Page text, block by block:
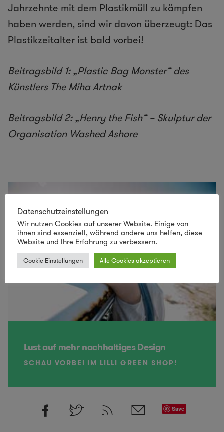
Jahrzehnte mit dem Plastikmüll zu kämpfen
haben werden, sind wir davon überzeugt: Das
Plastikzeitalter ist bald vorbei!
Beitragsbild 1: „Plastic Bag Monster“ des
Künstlers The Miha Artnak
Beitragsbild 2: „Henry the Fish“ – Skulptur der
Organisation Washed Ashore
Lust auf mehr nachhaltiges Design
SCHAU VORBEI IM LILLI GREEN SHOP!
Save
Datenschutzeinstellungen
Wir nutzen Cookies auf unserer Website. Einige von
ihnen sind essenziell, während andere uns helfen, diese
Website und Ihre Erfahrung zu verbessern.
Cookie Einstellungen Alle Cookies akzeptieren